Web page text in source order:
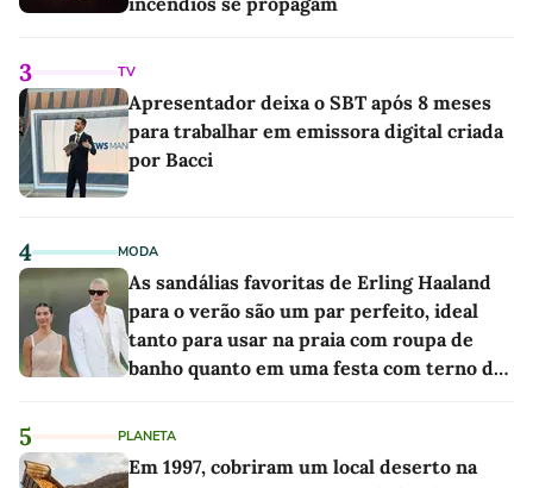
3 TV
Apresentador deixa o SBT após 8 meses
para trabalhar em emissora digital criada
por Bacci
4 MODA
As sandálias favoritas de Erling Haaland
para o verão são um par perfeito, ideal
tanto para usar na praia com roupa de
banho quanto em uma festa com terno de
5 PLANETA
Em 1997, cobriram um local deserto na